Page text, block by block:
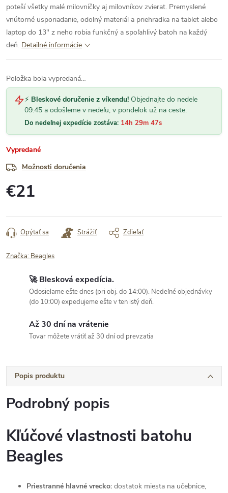
poteší všetky malé milovníčky aj milovníkov zvierat. Premyslené
vnútorné usporiadanie, odolný materiál a priehradka na tablet alebo
laptop do 13" z neho robia funkčný a spoľahlivý batoh na každý
deň. Detailné informácie
Položka bola vypredaná…
⚡ Bleskové doručenie z víkendu! Objednajte do nedele
09:45 a odošleme v nedeľu, v pondelok už na ceste.
Do nedeľnej expedície zostáva: 14h 29m 46s
Vypredané
Možnosti doručenia
€21
cena:
Opýtať sa Strážiť Zdieľať
Značka: Beagles
🚀 Blesková expedícia.
Odosielame ešte dnes (pri obj. do 14:00). Nedeľné objednávky
(do 10:00) expedujeme ešte v ten istý deň.
Až 30 dní na vrátenie
Tovar môžete vrátiť až 30 dní od prevzatia
Popis produktu
Podrobný popis
Kľúčové vlastnosti batohu
Beagles
Priestranné hlavné vrecko: dostatok miesta na učebnice,